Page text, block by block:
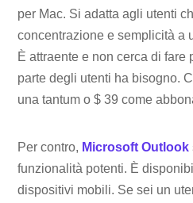
per Mac. Si adatta agli utenti
concentrazione e semplicità a
È attraente e non cerca di
parte degli utenti ha bisogno.
una tantum o $ 39 come
Per contro, Microsoft Outlook
funzionalità potenti. È
dispositivi mobili. Se sei un